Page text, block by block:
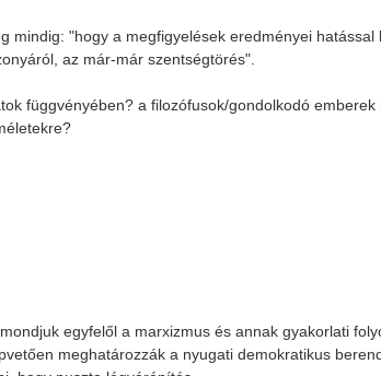
mindig: "hogy a megfigyelések eredményei hatással
az már-már szentségtörés".
függvényében? a filozófusok/gondolkodó emberek
egyfelől a marxizmus és annak gyakorlati
meghatározzák a nyugati demokratikus